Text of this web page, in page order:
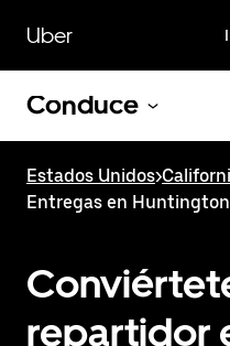
contenido
principal
Uber
Conduce
Estados Unidos>
Entregas en
repartidor